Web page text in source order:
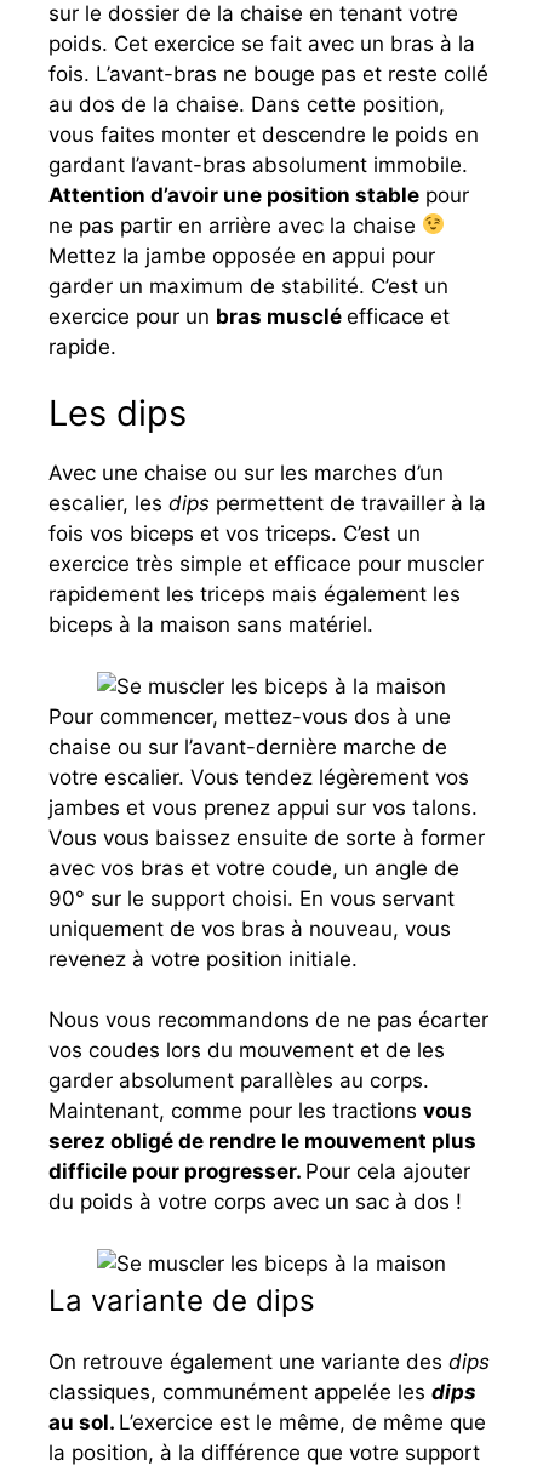
sur le dossier de la chaise en tenant votre
poids. Cet exercice se fait avec un bras à la
fois. L’avant-bras ne bouge pas et reste collé
au dos de la chaise. Dans cette position,
vous faites monter et descendre le poids en
gardant l’avant-bras absolument immobile.
Attention d’avoir une position stable pour
ne pas partir en arrière avec la chaise
Mettez la jambe opposée en appui pour
garder un maximum de stabilité. C’est un
exercice pour un bras musclé efficace et
rapide.
Les dips
Avec une chaise ou sur les marches d’un
escalier, les dips permettent de travailler à la
fois vos biceps et vos triceps. C’est un
exercice très simple et efficace pour muscler
rapidement les triceps mais également les
biceps à la maison sans matériel.
Pour commencer, mettez-vous dos à une
chaise ou sur l’avant-dernière marche de
votre escalier. Vous tendez légèrement vos
jambes et vous prenez appui sur vos talons.
Vous vous baissez ensuite de sorte à former
avec vos bras et votre coude, un angle de
90° sur le support choisi. En vous servant
uniquement de vos bras à nouveau, vous
revenez à votre position initiale.
Nous vous recommandons de ne pas écarter
vos coudes lors du mouvement et de les
garder absolument parallèles au corps.
Maintenant, comme pour les tractions vous
serez obligé de rendre le mouvement plus
difficile pour progresser. Pour cela ajouter
du poids à votre corps avec un sac à dos !
La variante de dips
On retrouve également une variante des dips
classiques, communément appelée les dips
au sol. L’exercice est le même, de même que
la position, à la différence que votre support